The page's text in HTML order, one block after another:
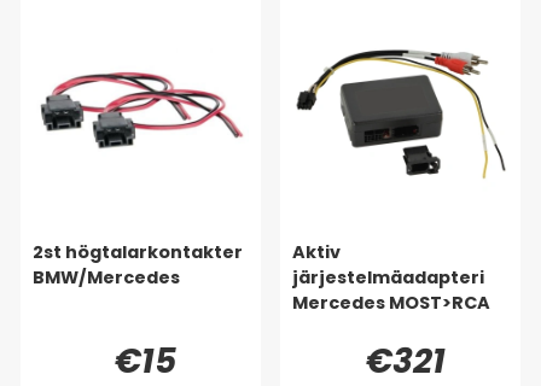
2st högtalarkontakter
BMW/Mercedes
€15
Aktiv
järjestelmäadapteri
Mercedes MOST>RCA
€321